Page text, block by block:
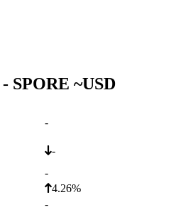
SPORE ~USD
-
-
-
4.26%
-